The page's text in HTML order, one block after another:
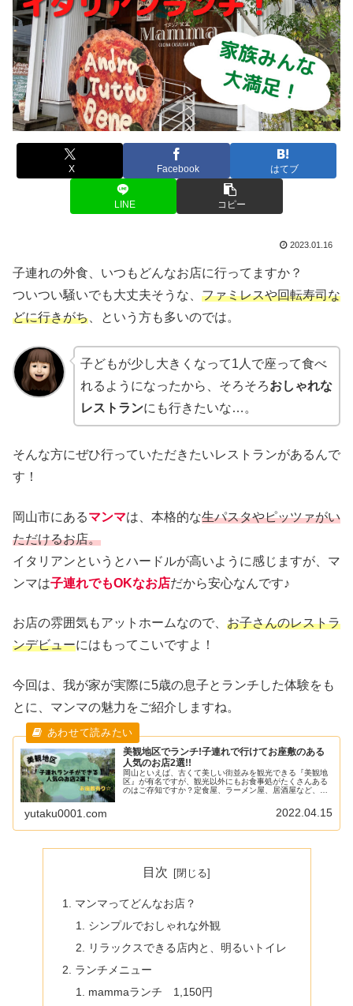
X Facebook はてブ
LINE コピー
2023.01.16
子連れの外食、いつもどんなお店に行ってますか？
ついつい騒いでも大丈夫そうな、 ファミレスや回転寿司な
どに行きがち 、という方も多いのでは。
子どもが少し大きくなって1人で座って食べ
れるようになったから、そろそろおしゃれな
レストランにも行きたいな…。
そんな方にぜひ行っていただきたいレストランがあるんで
す！
岡山市にあるマンマは、本格的な生パスタやピッツァがい
ただけるお店。
イタリアンというとハードルが高いように感じますが、マ
ンマは子連れでもOKなお店だから安心なんです♪
お店の雰囲気もアットホームなので、 お子さんのレストラ
ンデビューにはもってこいですよ！
今回は、我が家が実際に5歳の息子とランチした体験をも
とに、マンマの魅力をご紹介しますね。
美観地区でランチ!子連れで行けてお座敷のある
人気のお店2選!!
岡山といえば、古くて美しい街並みを観光できる『美観地
区』が有名ですが、観光以外にもお食事処がたくさんある
のはご存知ですか？定食屋、ラーメン屋、居酒屋など、そ
yutaku0001.com 2022.04.15
目次
マンマってどんなお店？
シンプルでおしゃれな外観
リラックスできる店内と、明るいトイレ
ランチメニュー
mammaランチ 1,150円